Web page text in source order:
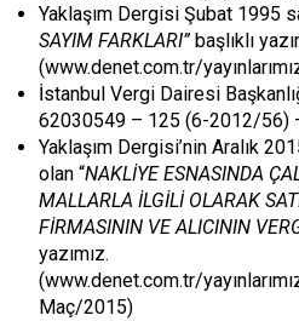
Yaklaşım Dergisi Şubat 1995
SAYIM FARKLARI”başlıklı
(www.denet.com.tr/
İstanbul Vergi Dairesi
62030549 – 125 (6-2012/56)
Yaklaşım Dergisi’nin Aralık
olan “NAKLİYE ESNASINDA
MALLARLA İLGİLİ OLARAK
FİRMASININ VE ALICININ
yazımız.
(www.denet.com.tr/
Maç/2015)